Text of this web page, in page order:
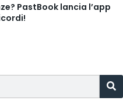
PastBook lancia l’app